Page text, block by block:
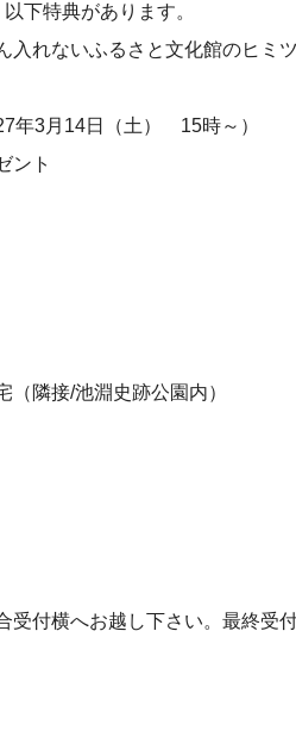
下特典があります。
れないふるさと文化館のヒミツ
3月14日（土） 15時～）
ント
隣接/池淵史跡公園内）
付横へお越し下さい。最終受付